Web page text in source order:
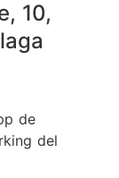
10,
de
del